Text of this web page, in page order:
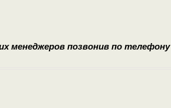
менеджеров позвонив по телефону